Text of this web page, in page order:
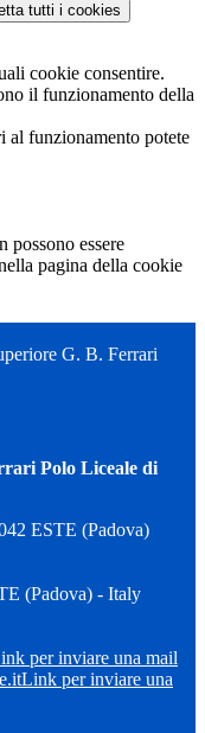
tutti i cookies
cookie consentire.
il funzionamento della
al funzionamento potete
possono essere
pagina della cookie
G. B. Ferrari
Polo Liceale di
ESTE (Padova)
(Padova) - Italy
per inviare una mail
Link per inviare una